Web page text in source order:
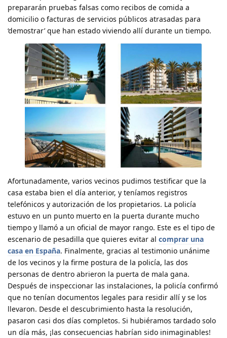
prepararán pruebas falsas como recibos de comida a
domicilio o facturas de servicios públicos atrasadas para
‘demostrar’ que han estado viviendo allí durante un tiempo.
Afortunadamente, varios vecinos pudimos testificar que la
casa estaba bien el día anterior, y teníamos registros
telefónicos y autorización de los propietarios. La policía
estuvo en un punto muerto en la puerta durante mucho
tiempo y llamó a un oficial de mayor rango. Este es el tipo de
escenario de pesadilla que quieres evitar al comprar una
casa en España. Finalmente, gracias al testimonio unánime
de los vecinos y la firme postura de la policía, las dos
personas de dentro abrieron la puerta de mala gana.
Después de inspeccionar las instalaciones, la policía confirmó
que no tenían documentos legales para residir allí y se los
llevaron. Desde el descubrimiento hasta la resolución,
pasaron casi dos días completos. Si hubiéramos tardado solo
un día más, ¡las consecuencias habrían sido inimaginables!